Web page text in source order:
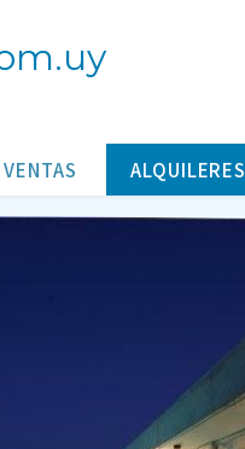
VENTAS ALQUILERES